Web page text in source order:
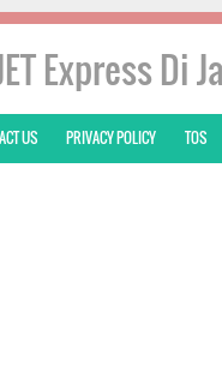
Express Di
US PRIVACY POLICY TOS